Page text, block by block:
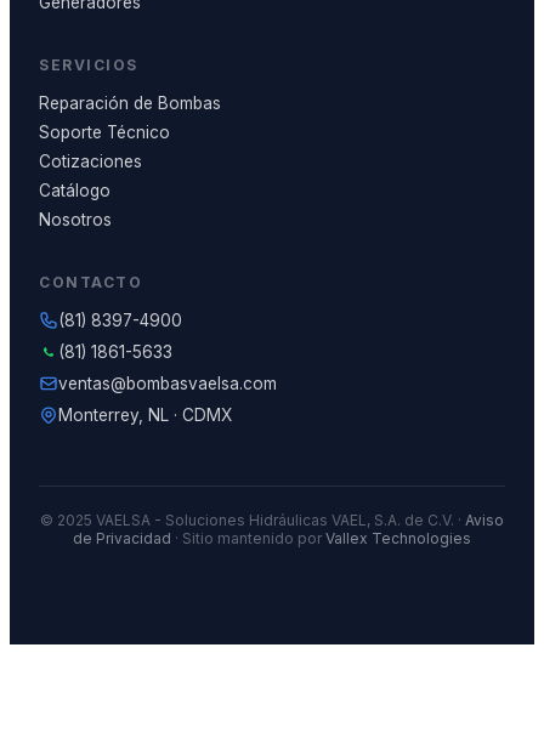
SERVICIOS
Reparación de Bombas
Soporte Técnico
Cotizaciones
Catálogo
Nosotros
CONTACTO
(81) 8397-4900
(81) 1861-5633
ventas@bombasvaelsa.com
Monterrey, NL · CDMX
© 2025 VAELSA - Soluciones Hidráulicas VAEL, S.A. de C.V. · Aviso
de Privacidad · Sitio mantenido por Vallex Technologies